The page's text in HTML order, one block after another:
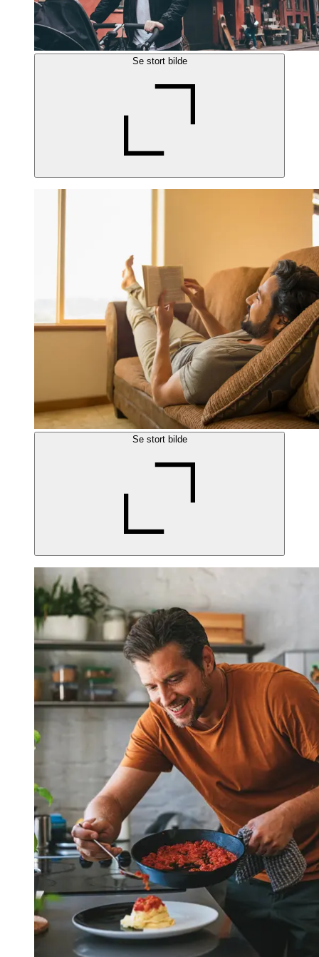
Se stort bilde
Se stort bilde